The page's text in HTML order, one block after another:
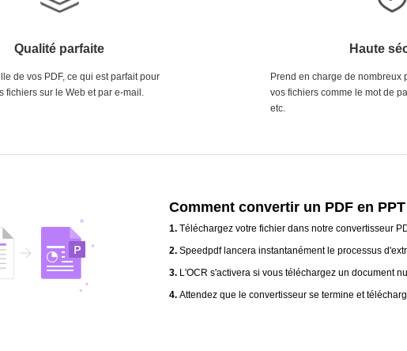
Qualité parfaite
de vos PDF, ce qui est parfait pour
fichiers sur le Web et par e-mail.
Haute
Prend en charge de nombreux
vos fichiers comme le mot de
etc.
Comment convertir un PDF en
1. Téléchargez votre fichier dans notre convertisseur
2. Speedpdf lancera instantanément le processus
3. L'OCR s'activera si vous téléchargez un document
4. Attendez que le convertisseur se termine et